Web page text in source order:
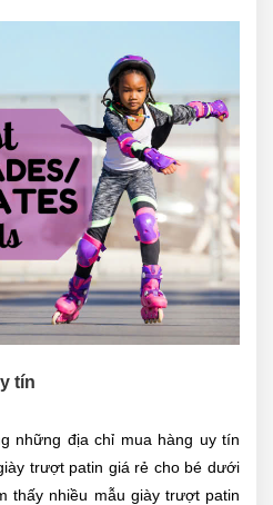
tín
những địa chỉ mua hàng uy tín
trượt patin giá rẻ cho bé dưới
thấy nhiều mẫu giày trượt patin